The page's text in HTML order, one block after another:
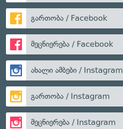
გართობა / Facebook
მეცნიერება / Facebook
ახალი ამბები / Instagram
გართობა / Instagram
მეცნიერება / Instagram